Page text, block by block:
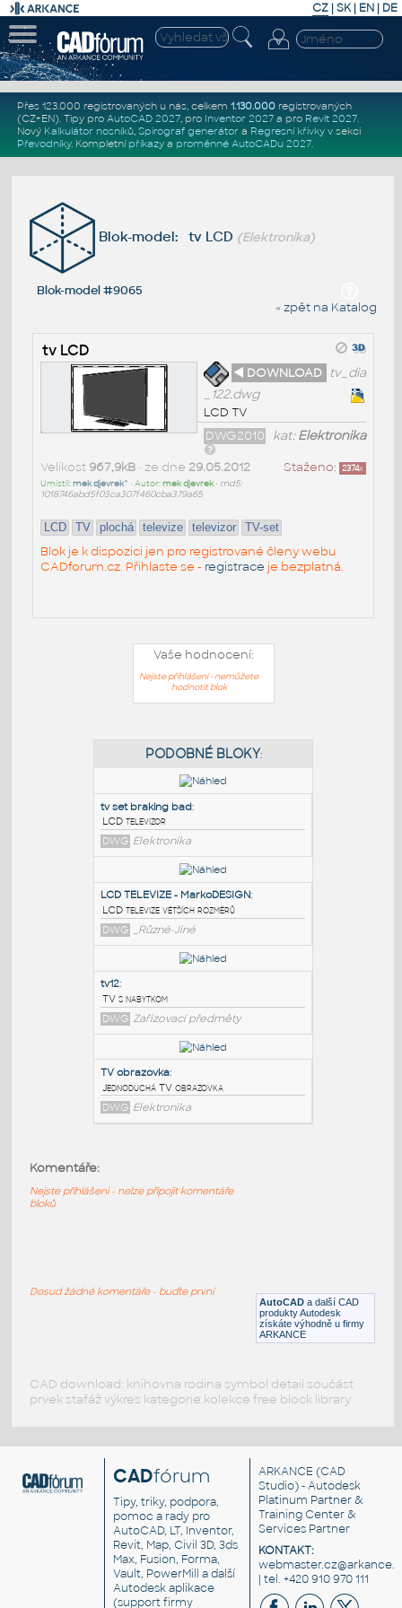
CZ | SK| EN | DE
Přes 123.000 registrovaných u nás, celkem 1.130.000registrovaných
(CZ+EN). Tipy pro AutoCAD 2027, pro Inventor 2027a pro Revit 2027.
Nový Kalkulátor nosníků, Spirograf generátor a Regresní křivkyv sekci
Převodníky. Kompletní příkazya proměnné AutoCADu 2027.
Blok-model: tv LCD (Elektronika)
Blok-model #9065
« zpět na Katalog
tv LCD
◄ DOWNLOAD
tv_dia
_122.dwg
LCD TV
kat:Elektronika
DWG2010
Staženo: 2374x
Velikost 967,9kB• ze dne 29.05.2012
Umístil:mek djevrek^ • Autor:mek djevrek• md5:
1018746abd5f03ca307f460cba379a65
LCD TV plochá televize televizor TV-set
Blok je k dispozici jen pro registrované členy webu
CADforum.cz. Přihlaste se - registrace je bezplatná.
Vaše hodnocení:
Nejste přihlášeni - nemůžete
hodnotit blok
PODOBNÉ BLOKY
tv set braking bad:
LCD televizor
DWG
LCD TELEVIZE - MarkoDESIGN
LCD televize větších rozměrů
DWG _Různé-Jiné
DWG Zařizovací předměty
AutoCAD a další CAD
produkty Autodesk
získáte výhodně u firmy
ARKANCE
Komentáře:
Nejste přihlášeni - nelze připojit komentáře
bloků
Dosud žádné komentáře - buďte první
CAD download: knihovna rodina symbol detail součást
prvek stafáž výkres kategorie kolekce free block library
CADfórum
Tipy, triky, podpora,
pomoc a rady pro
AutoCAD, LT, Inventor,
Revit, Map, Civil 3D, 3ds
Max, Fusion, Forma,
Vault, PowerMill a další
Autodesk aplikace
(support firmy
ARKANCE (CAD
Studio) - Autodesk
Platinum Partner &
Training Center &
Services Partner
KONTAKT:
| tel. +420 910 970 111